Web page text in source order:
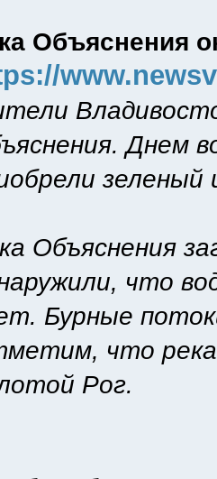
Объяснения
Днем
зеленый
Объяснения
что
Бурные
что река
Рог.